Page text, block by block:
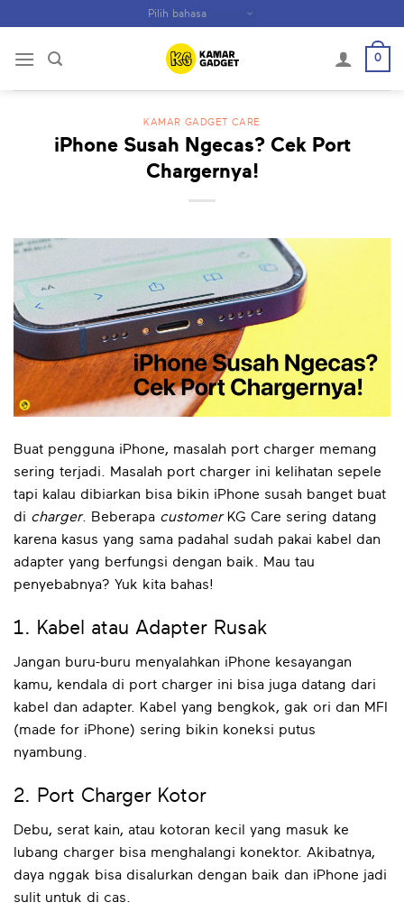
content
0
KAMAR GADGET CARE
iPhone Susah Ngecas? Cek Port
Chargernya!
Buat pengguna iPhone, masalah port charger memang
sering terjadi. Masalah port charger ini kelihatan sepele
tapi kalau dibiarkan bisa bikin iPhone susah banget buat
di charger. Beberapa customerKG Care sering datang
karena kasus yang sama padahal sudah pakai kabel dan
adapter yang berfungsi dengan baik. Mau tau
penyebabnya? Yuk kita bahas!
1. Kabel atau Adapter Rusak
Jangan buru-buru menyalahkan iPhone kesayangan
kamu, kendala di port charger ini bisa juga datang dari
kabel dan adapter. Kabel yang bengkok, gak ori dan MFI
(made for iPhone) sering bikin koneksi putus
nyambung.
2. Port Charger Kotor
Debu, serat kain, atau kotoran kecil yang masuk ke
lubang charger bisa menghalangi konektor. Akibatnya,
daya nggak bisa disalurkan dengan baik dan iPhone jadi
sulit untuk di cas.